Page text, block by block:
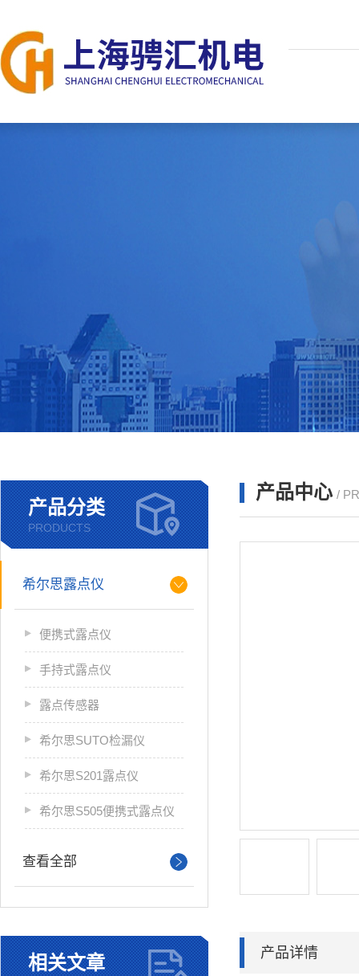
产品分类
PRODUCTS
希尔思露点仪
便携式露点仪
手持式露点仪
露点传感器
希尔思SUTO检漏仪
希尔思S201露点仪
希尔思S505便携式露点仪
查看全部
相关文章
产品中心 /
产品详情